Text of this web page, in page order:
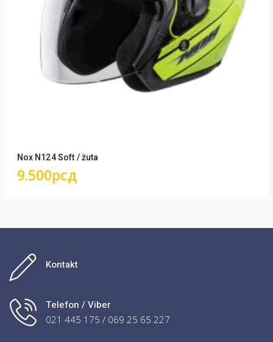
Nox N124 Soft / žuta
9.500рсд
Kontakt
Telefon / Viber
021 445 175 / 069 25 65 227